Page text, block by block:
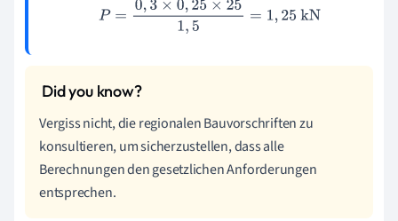
P=0,3×0,25×251,5=1 ,25 kN
Vergiss nicht, die regionalen Bauvorschriften zu
konsultieren, um sicherzustellen, dass alle
Berechnungen den gesetzlichen Anforderungen
entsprechen.